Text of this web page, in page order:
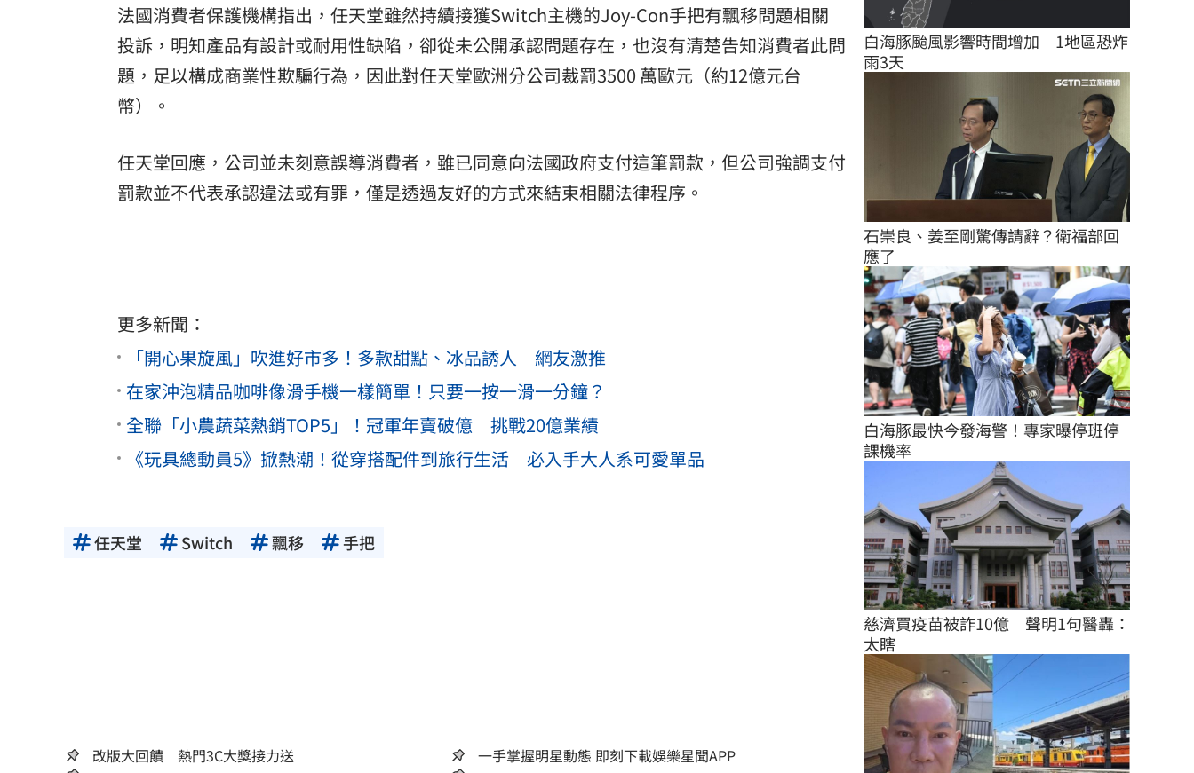
法國消費者保護機構指出，任天堂雖然持續接獲Switch主機的Joy-Con手把有飄移問題相關
投訴，明知產品有設計或耐用性缺陷，卻從未公開承認問題存在，也沒有清楚告知消費者此問
題，足以構成商業性欺騙行為，因此對任天堂歐洲分公司裁罰3500 萬歐元（約12億元台
幣）。
任天堂回應，公司並未刻意誤導消費者，雖已同意向法國政府支付這筆罰款，但公司強調支付
罰款並不代表承認違法或有罪，僅是透過友好的方式來結束相關法律程序。
更多新聞：
「開心果旋風」吹進好市多！多款甜點、冰品誘人 網友激推
在家沖泡精品咖啡像滑手機一樣簡單！只要一按一滑一分鐘？
全聯「小農蔬菜熱銷TOP5」！冠軍年賣破億 挑戰20億業績
《玩具總動員5》掀熱潮！從穿搭配件到旅行生活 必入手大人系可愛單品
任天堂 Switch 飄移 手把
改版大回饋 熱門3C大獎接力送 一手掌握明星動態 即刻下載娛樂星聞APP
白海豚颱風影響時間增加　1地區恐炸
雨3天
石崇良、姜至剛驚傳請辭？衛福部回
應了
白海豚最快今發海警！專家曝停班停
課機率
慈濟買疫苗被詐10億　聲明1句醫轟：
太瞎